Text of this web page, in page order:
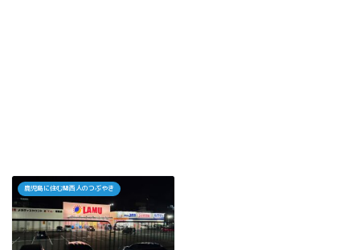
鹿児島に住む関西人のつぶやき